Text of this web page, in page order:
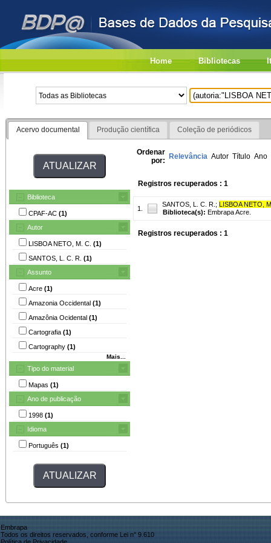
Home Bibliotecas
Acervo documental Produção científica Coleção de periódicos
Biblioteca
CPAF-AC (1)
Autor
LISBOA NETO, M. C. (1)
SANTOS, L. C. R. (1)
Assunto
Acre (1)
Amazonia Occidental (1)
Amazônia Ocidental (1)
Cartografia (1)
Cartography (1)
Mais...
Tipo do material
Mapas (1)
Ano de publicação
1998 (1)
Idioma
Português (1)
Ordenar
por: Relevância Autor Título Ano
Registros recuperados : 1
1.
SANTOS, L. C. R. ; LISBOA NETO,
Biblioteca(s): Embrapa Acre.
Registros recuperados : 1
Embrapa
Todos os direitos reservados, conforme Lei n° 9.610